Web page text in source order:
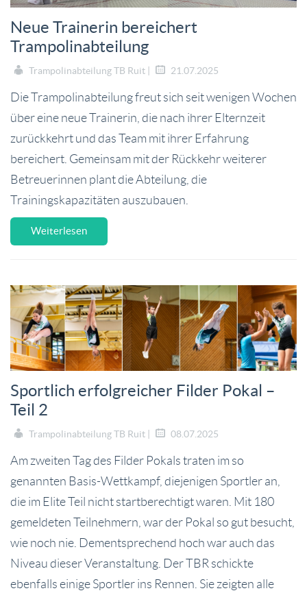
Neue Trainerin bereichert
Trampolinabteilung
Trampolinabteilung TB Ruit | 21.07.2025
Die Trampolinabteilung freut sich seit wenigen Wochen
über eine neue Trainerin, die nach ihrer Elternzeit
zurückkehrt und das Team mit ihrer Erfahrung
bereichert. Gemeinsam mit der Rückkehr weiterer
Betreuerinnen plant die Abteilung, die
Trainingskapazitäten auszubauen.
Weiterlesen
Sportlich erfolgreicher Filder Pokal –
Teil 2
Trampolinabteilung TB Ruit | 08.07.2025
Am zweiten Tag des Filder Pokals traten im so
genannten Basis-Wettkampf, diejenigen Sportler an,
die im Elite Teil nicht startberechtigt waren. Mit 180
gemeldeten Teilnehmern, war der Pokal so gut besucht,
wie noch nie. Dementsprechend hoch war auch das
Niveau dieser Veranstaltung. Der TBR schickte
ebenfalls einige Sportler ins Rennen. Sie zeigten alle